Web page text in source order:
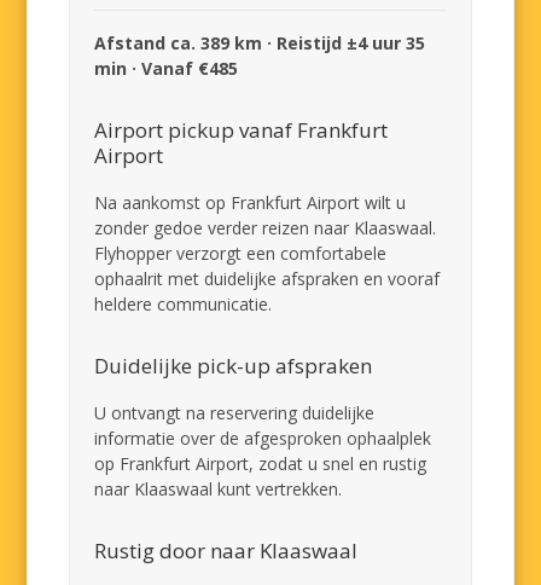
Afstand ca. 389 km · Reistijd ±4 uur 35
min · Vanaf €485
Airport pickup vanaf Frankfurt
Airport
Na aankomst op Frankfurt Airport wilt u
zonder gedoe verder reizen naar Klaaswaal.
Flyhopper verzorgt een comfortabele
ophaalrit met duidelijke afspraken en vooraf
heldere communicatie.
Duidelijke pick-up afspraken
U ontvangt na reservering duidelijke
informatie over de afgesproken ophaalplek
op Frankfurt Airport, zodat u snel en rustig
naar Klaaswaal kunt vertrekken.
Rustig door naar Klaaswaal